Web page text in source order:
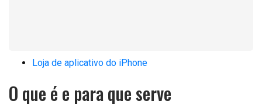
Loja de aplicativo do iPhone
O que é e para que serve